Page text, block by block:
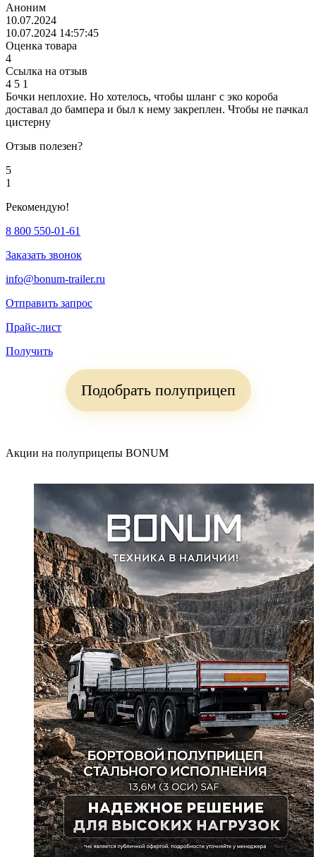
Аноним
10.07.2024
10.07.2024 14:57:45
Оценка товара
4
Ссылка на отзыв
4 5 1
Бочки неплохие. Но хотелось, чтобы шланг с эко короба
доставал до бампера и был к нему закреплен. Чтобы не пачкал
цистерну
Отзыв полезен?
5
1
Рекомендую!
8 800 550-01-61
Заказать звонок
info@bonum-trailer.ru
Отправить запрос
Прайс-лист
Получить
Подобрать полуприцеп
Акции на полуприцепы BONUM